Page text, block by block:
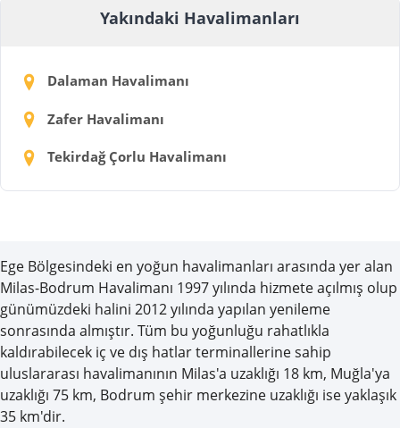
Yakındaki Havalimanları
Dalaman Havalimanı
Zafer Havalimanı
Tekirdağ Çorlu Havalimanı
Ege Bölgesindeki en yoğun havalimanları arasında yer alan
Milas-Bodrum Havalimanı 1997 yılında hizmete açılmış olup
günümüzdeki halini 2012 yılında yapılan yenileme
sonrasında almıştır. Tüm bu yoğunluğu rahatlıkla
kaldırabilecek iç ve dış hatlar terminallerine sahip
uluslararası havalimanının Milas'a uzaklığı 18 km, Muğla'ya
uzaklığı 75 km, Bodrum şehir merkezine uzaklığı ise yaklaşık
35 km'dir.